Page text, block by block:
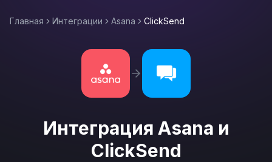
Главная Интеграции Asana ClickSend
Интеграция Asana и
ClickSend